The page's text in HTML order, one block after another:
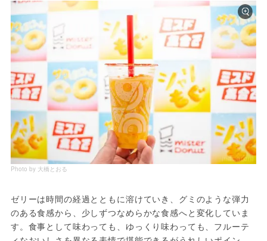
Photo by 大橋とおる
ゼリーは時間の経過とともに溶けていき、グミのような弾力
のある食感から、少しずつなめらかな食感へと変化していま
す。食事として味わっても、ゆっくり味わっても、フルーテ